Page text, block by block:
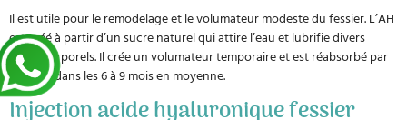
Il est utile pour le remodelage et le volumateur modeste du fessier. L’AH
est créé à partir d’un sucre naturel qui attire l’eau et lubrifie divers
tissus corporels. Il crée un volumateur temporaire et est réabsorbé par
le corps dans les 6 à 9 mois en moyenne.
Injection acide hyaluronique fessier